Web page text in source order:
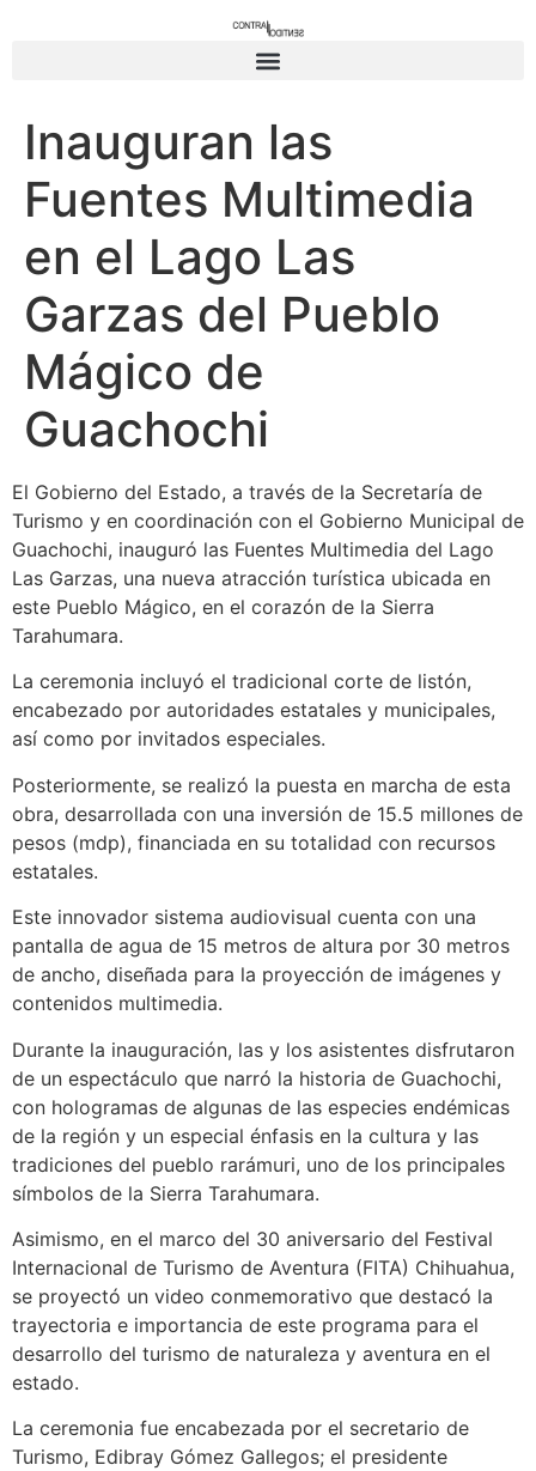
Inauguran las
Fuentes Multimedia
en el Lago Las
Garzas del Pueblo
Mágico de
Guachochi
El Gobierno del Estado, a través de la Secretaría de
Turismo y en coordinación con el Gobierno Municipal de
Guachochi, inauguró las Fuentes Multimedia del Lago
Las Garzas, una nueva atracción turística ubicada en
este Pueblo Mágico, en el corazón de la Sierra
Tarahumara.
La ceremonia incluyó el tradicional corte de listón,
encabezado por autoridades estatales y municipales,
así como por invitados especiales.
Posteriormente, se realizó la puesta en marcha de esta
obra, desarrollada con una inversión de 15.5 millones de
pesos (mdp), financiada en su totalidad con recursos
estatales.
Este innovador sistema audiovisual cuenta con una
pantalla de agua de 15 metros de altura por 30 metros
de ancho, diseñada para la proyección de imágenes y
contenidos multimedia.
Durante la inauguración, las y los asistentes disfrutaron
de un espectáculo que narró la historia de Guachochi,
con hologramas de algunas de las especies endémicas
de la región y un especial énfasis en la cultura y las
tradiciones del pueblo rarámuri, uno de los principales
símbolos de la Sierra Tarahumara.
Asimismo, en el marco del 30 aniversario del Festival
Internacional de Turismo de Aventura (FITA) Chihuahua,
se proyectó un video conmemorativo que destacó la
trayectoria e importancia de este programa para el
desarrollo del turismo de naturaleza y aventura en el
estado.
La ceremonia fue encabezada por el secretario de
Turismo, Edibray Gómez Gallegos; el presidente